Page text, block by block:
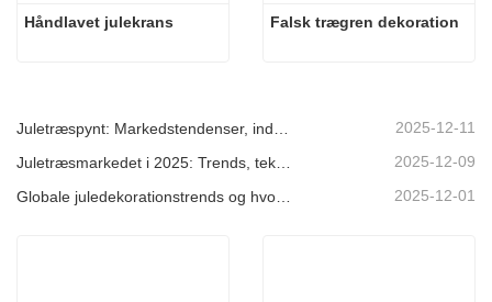
Håndlavet julekrans Falsk trægren dekoration
2025-12-11
2025-12-09
Globale juledekorationstrends og hvorfor Christmas Queen fortsat fører an på markedet 2025-12-01